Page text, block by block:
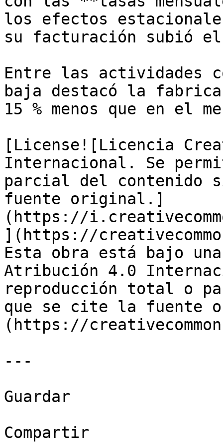
los efectos
su facturación subió
Entre las actividades
baja destacó la
15 % menos que en el
[License![Licencia
Internacional. Se
parcial del contenido
fuente original.]
(https://
](https://
Esta obra está bajo
Atribución 4.0
reproducción total o
que se cite la fuente
(https://
---
Guardar
Compartir